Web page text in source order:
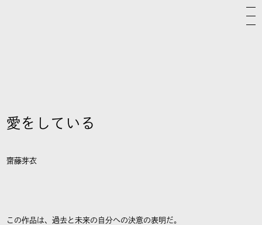
愛をしている
齋藤芽衣
この作品は、過去と未来の自分への決意の表明だ。